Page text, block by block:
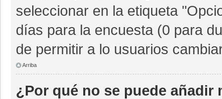
seleccionar en la etiqueta
días para la encuesta (0 para
de permitir a lo usuarios
Arriba
¿Por qué no se puede añadir